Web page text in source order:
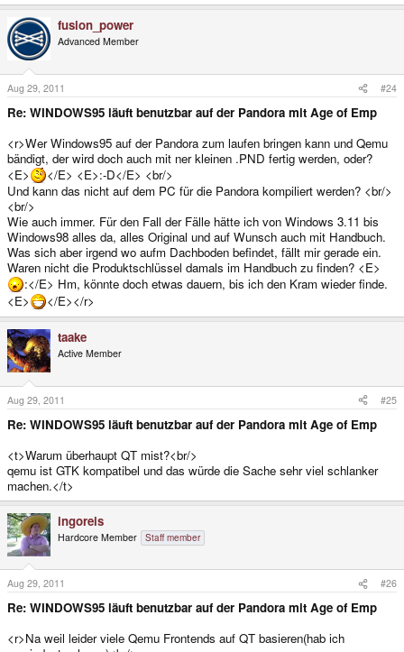
fusion_power
Advanced Member
Aug 29, 2011 #24
Re: WINDOWS95 läuft benutzbar auf der Pandora mit Age of Emp
<r>Wer Windows95 auf der Pandora zum laufen bringen kann und Qemu
bändigt, der wird doch auch mit ner kleinen .PND fertig werden, oder?
<E>
</E> <E>:-D</E> <br/>
Und kann das nicht auf dem PC für die Pandora kompiliert werden? <br/>
<br/>
Wie auch immer. Für den Fall der Fälle hätte ich von Windows 3.11 bis
Windows98 alles da, alles Original und auf Wunsch auch mit Handbuch.
Was sich aber irgend wo aufm Dachboden befindet, fällt mir gerade ein.
Waren nicht die Produktschlüssel damals im Handbuch zu finden? <E>
:</E> Hm, könnte doch etwas dauern, bis ich den Kram wieder finde.
<E>
</E></r>
taake
Active Member
Aug 29, 2011 #25
Re: WINDOWS95 läuft benutzbar auf der Pandora mit Age of Emp
<t>Warum überhaupt QT mist?<br/>
qemu ist GTK kompatibel und das würde die Sache sehr viel schlanker
machen.</t>
ingoreis
Hardcore Member Staff member
Aug 29, 2011 #26
Re: WINDOWS95 läuft benutzbar auf der Pandora mit Age of Emp
<r>Na weil leider viele Qemu Frontends auf QT basieren(hab ich